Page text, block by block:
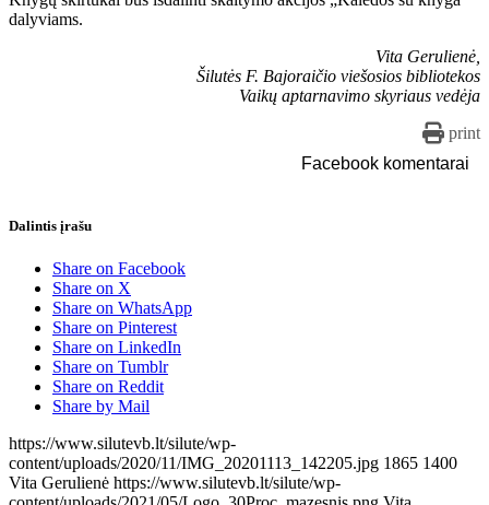
dalyviams.
Vita Gerulienė,
Šilutės F. Bajoraičio viešosios bibliotekos
Vaikų aptarnavimo skyriaus vedėja
print
Facebook komentarai
Dalintis įrašu
Share on Facebook
Share on X
Share on WhatsApp
Share on Pinterest
Share on LinkedIn
Share on Tumblr
Share on Reddit
Share by Mail
https://www.silutevb.lt/silute/wp-
content/uploads/2020/11/IMG_20201113_142205.jpg 1865 1400
Vita Gerulienė https://www.silutevb.lt/silute/wp-